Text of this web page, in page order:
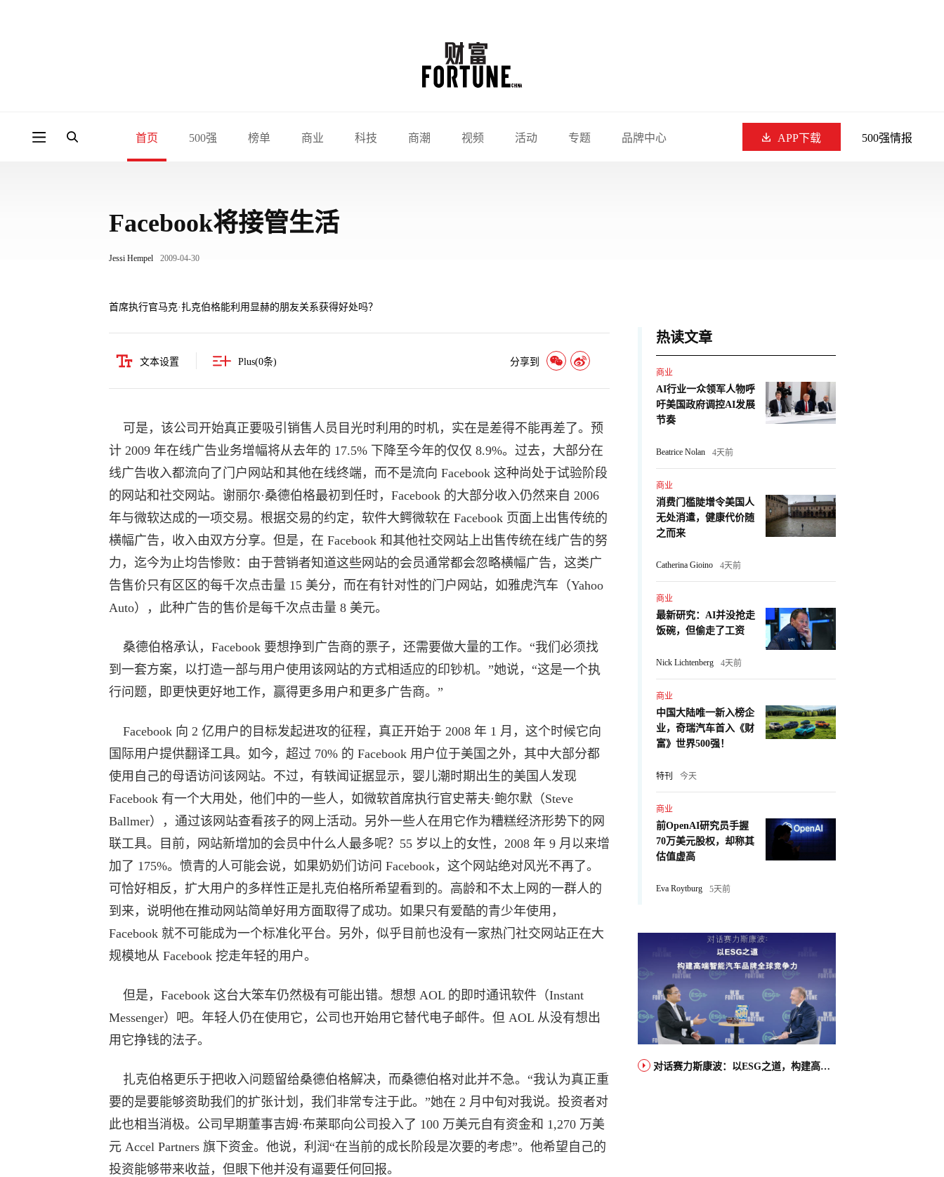
首页 500强 榜单 商业 科技 商潮 视频 活动 专题 品牌中心 APP下载 500强情报
Facebook将接管生活
Jessi Hempel 2009-04-30
首席执行官马克·扎克伯格能利用显赫的朋友关系获得好处吗？
文本设置 Plus(0条) 分享到
可是，该公司开始真正要吸引销售人员目光时利用的时机，实在是差得不能再差了。预
计 2009 年在线广告业务增幅将从去年的 17.5% 下降至今年的仅仅 8.9%。过去，大部分在
线广告收入都流向了门户网站和其他在线终端，而不是流向 Facebook 这种尚处于试验阶段
的网站和社交网站。谢丽尔·桑德伯格最初到任时，Facebook 的大部分收入仍然来自 2006
年与微软达成的一项交易。根据交易的约定，软件大鳄微软在 Facebook 页面上出售传统的
横幅广告，收入由双方分享。但是，在 Facebook 和其他社交网站上出售传统在线广告的努
力，迄今为止均告惨败：由于营销者知道这些网站的会员通常都会忽略横幅广告，这类广
告售价只有区区的每千次点击量 15 美分，而在有针对性的门户网站，如雅虎汽车（Yahoo
Auto），此种广告的售价是每千次点击量 8 美元。
桑德伯格承认，Facebook 要想挣到广告商的票子，还需要做大量的工作。“我们必须找
到一套方案，以打造一部与用户使用该网站的方式相适应的印钞机。”她说，“这是一个执
行问题，即更快更好地工作，赢得更多用户和更多广告商。”
Facebook 向 2 亿用户的目标发起进攻的征程，真正开始于 2008 年 1 月，这个时候它向
国际用户提供翻译工具。如今，超过 70% 的 Facebook 用户位于美国之外，其中大部分都
使用自己的母语访问该网站。不过，有轶闻证据显示，婴儿潮时期出生的美国人发现
Facebook 有一个大用处，他们中的一些人，如微软首席执行官史蒂夫·鲍尔默（Steve
Ballmer），通过该网站查看孩子的网上活动。另外一些人在用它作为糟糕经济形势下的网
联工具。目前，网站新增加的会员中什么人最多呢？55 岁以上的女性，2008 年 9 月以来增
加了 175%。愤青的人可能会说，如果奶奶们访问 Facebook，这个网站绝对风光不再了。
可恰好相反，扩大用户的多样性正是扎克伯格所希望看到的。高龄和不太上网的一群人的
到来，说明他在推动网站简单好用方面取得了成功。如果只有爱酷的青少年使用，
Facebook 就不可能成为一个标准化平台。另外，似乎目前也没有一家热门社交网站正在大
规模地从 Facebook 挖走年轻的用户。
但是，Facebook 这台大笨车仍然极有可能出错。想想 AOL 的即时通讯软件（Instant
Messenger）吧。年轻人仍在使用它，公司也开始用它替代电子邮件。但 AOL 从没有想出
用它挣钱的法子。
扎克伯格更乐于把收入问题留给桑德伯格解决，而桑德伯格对此并不急。“我认为真正重
要的是要能够资助我们的扩张计划，我们非常专注于此。”她在 2 月中旬对我说。投资者对
此也相当消极。公司早期董事吉姆·布莱耶向公司投入了 100 万美元自有资金和 1,270 万美
元 Accel Partners 旗下资金。他说，利润“在当前的成长阶段是次要的考虑”。他希望自己的
投资能够带来收益，但眼下他并没有逼要任何回报。
热读文章
商业
AI行业一众领军人物呼
吁美国政府调控AI发展
节奏
Beatrice Nolan 4天前
商业
消费门槛陡增令美国人
无处消遣，健康代价随
之而来
Catherina Gioino 4天前
商业
最新研究：AI并没抢走
饭碗，但偷走了工资
Nick Lichtenberg 4天前
商业
中国大陆唯一新入榜企
业，奇瑞汽车首入《财
富》世界500强！
特刊 今天
商业
前OpenAI研究员手握
70万美元股权，却称其
估值虚高
Eva Roytburg 5天前
对话赛力斯康波：以ESG之道，构建高端智能汽车品牌全球竞争力